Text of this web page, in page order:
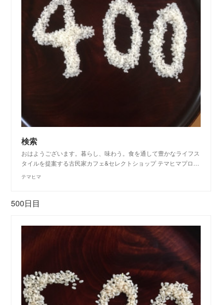
検索
おはようございます。暮らし、味わう。食を通して豊かなライフス
タイルを提案する古民家カフェ&セレクトショップ テマヒマプロ…
テマヒマ
500日目